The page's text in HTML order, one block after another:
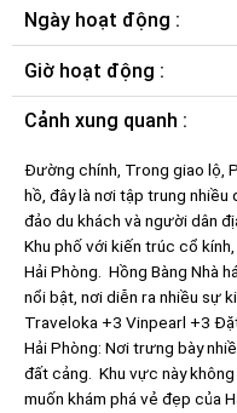
Ngày hoạt động :
Giờ hoạt động :
Cảnh xung quanh :
Đường chính, Trong giao lộ,
hồ, đây là nơi tập trung nhiều
đảo du khách và người dân
Khu phố với kiến trúc cổ
Hải Phòng. ​ Hồng Bàng Nhà
nổi bật, nơi diễn ra nhiều sự
Traveloka +3 Vinpearl +3
Hải Phòng: Nơi trưng bày
đất cảng. ​ Khu vực này
muốn khám phá vẻ đẹp của